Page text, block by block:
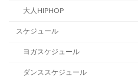
大人HIPHOP
スケジュール
ヨガスケジュール
ダンススケジュール